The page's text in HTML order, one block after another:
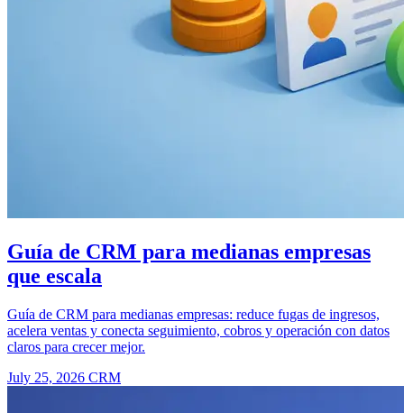
Guía de CRM para medianas empresas
que escala
Guía de CRM para medianas empresas: reduce fugas de ingresos,
acelera ventas y conecta seguimiento, cobros y operación con datos
claros para crecer mejor.
July 25, 2026 CRM